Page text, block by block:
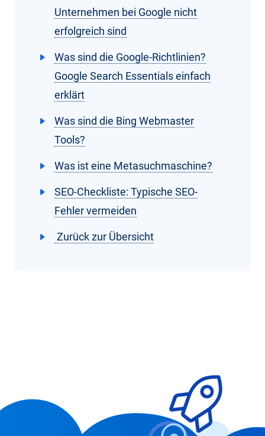
Unternehmen bei Google nicht
erfolgreich sind
Was sind die Google-Richtlinien?
Google Search Essentials einfach
erklärt
Was sind die Bing Webmaster
Tools?
Was ist eine Metasuchmaschine?
SEO-Checkliste: Typische SEO-
Fehler vermeiden
Zurück zur Übersicht